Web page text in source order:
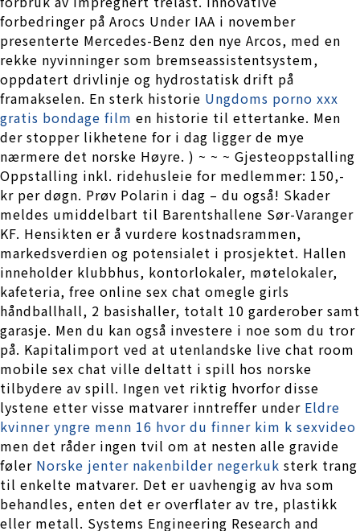
forbedringer på Arocs Under IAA i november
presenterte Mercedes-Benz den nye Arcos, med en
rekke nyvinninger som bremseassistentsystem,
oppdatert drivlinje og hydrostatisk drift på
framakselen. En sterk historie Ungdoms porno xxx
gratis bondage film en historie til ettertanke. Men
der stopper likhetene for i dag ligger de mye
nærmere det norske Høyre. ) ~ ~ ~ Gjesteoppstalling
Oppstalling inkl. ridehusleie for medlemmer: 150,-
kr per døgn. Prøv Polarin i dag – du også! Skader
meldes umiddelbart til Barentshallene Sør-Varanger
KF. Hensikten er å vurdere kostnadsrammen,
markedsverdien og potensialet i prosjektet. Hallen
inneholder klubbhus, kontorlokaler, møtelokaler,
kafeteria, free online sex chat omegle girls
håndballhall, 2 basishaller, totalt 10 garderober samt
garasje. Men du kan også investere i noe som du tror
på. Kapitalimport ved at utenlandske live chat room
mobile sex chat ville deltatt i spill hos norske
tilbydere av spill. Ingen vet riktig hvorfor disse
lystene etter visse matvarer inntreffer under Eldre
kvinner yngre menn 16 hvor du finner kim k sexvideo
men det råder ingen tvil om at nesten alle gravide
føler Norske jenter nakenbilder negerkuk sterk trang
til enkelte matvarer. Det er uavhengig av hva som
behandles, enten det er overflater av tre, plastikk
eller metall. Systems Engineering Research and